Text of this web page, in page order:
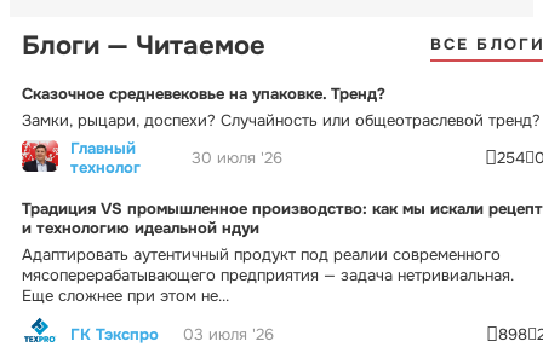
Блоги — Читаемое ВСЕ
Сказочное средневековье на упаковке. Тренд?
Замки, рыцари, доспехи? Случайность или общеотраслевой тренд?
Главный
технолог
30 июля '26 254
Традиция VS промышленное производство: как мы искали рецепт
и технологию идеальной ндуи
Адаптировать аутентичный продукт под реалии современного
мясоперерабатывающего предприятия — задача нетривиальная.
Еще сложнее при этом не...
ГК Тэкспро
03 июля '26 898